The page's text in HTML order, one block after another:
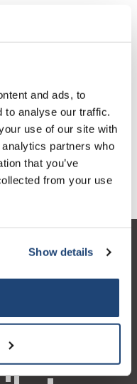
and ads, to
to analyse our traffic.
use of our site with
partners who
that you’ve
from your use
Show details
exkl. MwSt.
€65,11
Inkl. MwSt.